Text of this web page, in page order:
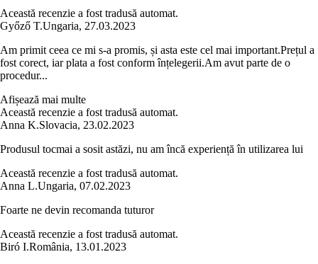
Această recenzie a fost tradusă automat.
Győző T.Ungaria, 27.03.2023
Am primit ceea ce mi s-a promis, și asta este cel mai important.Prețul a
fost corect, iar plata a fost conform înțelegerii.Am avut parte de o
procedur...
Afișează mai multe
Această recenzie a fost tradusă automat.
Anna K.Slovacia, 23.02.2023
Produsul tocmai a sosit astăzi, nu am încă experiență în utilizarea lui
Această recenzie a fost tradusă automat.
Anna L.Ungaria, 07.02.2023
Foarte ne devin recomanda tuturor
Această recenzie a fost tradusă automat.
Biró I.România, 13.01.2023